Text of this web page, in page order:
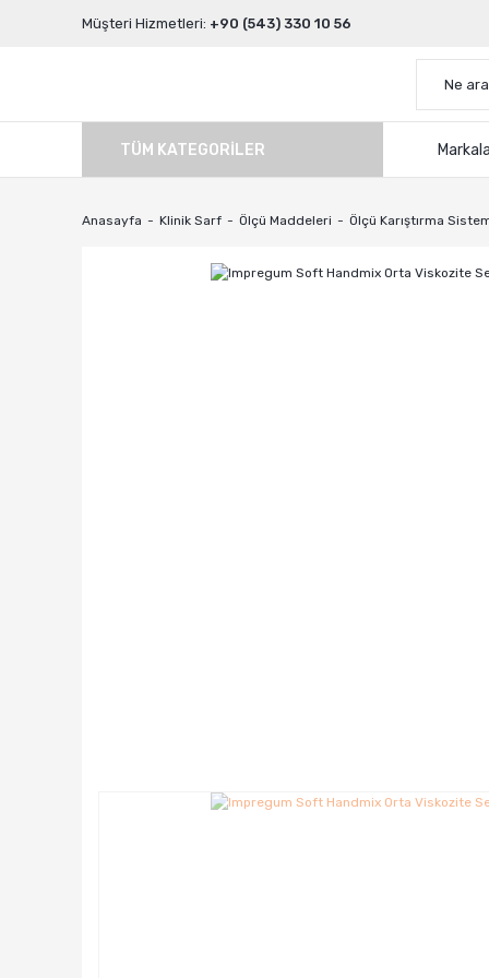
Müşteri Hizmetleri: +90 (543) 330 10 56
TÜM KATEGORILER
Anasayfa Klinik Sarf Ölçü Maddeleri Ölçü Karıştırma